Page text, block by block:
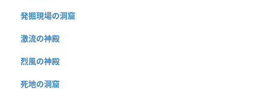
発掘現場の洞窟
激流の神殿
烈風の神殿
死地の洞窟